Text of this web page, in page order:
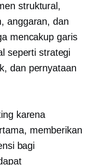
struktural,
anggaran, dan
mencakup garis
seperti strategi
dan pernyataan
karena
memberikan
bagi